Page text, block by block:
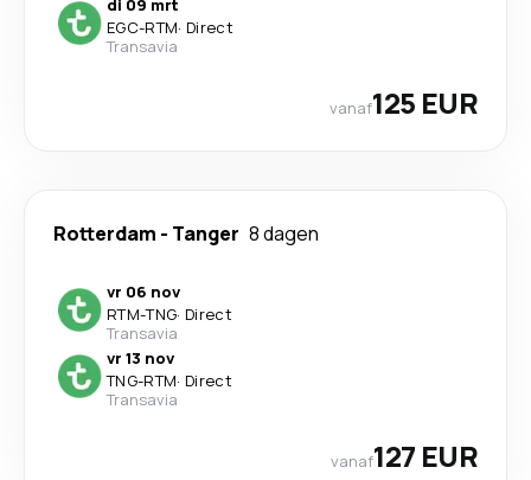
di 09 mrt
EGC-RTM· Direct
Transavia
vanaf125 EUR
Rotterdam - Tanger 8 dagen
vr 06 nov
RTM-TNG· Direct
Transavia
vr 13 nov
TNG-RTM· Direct
Transavia
vanaf127 EUR